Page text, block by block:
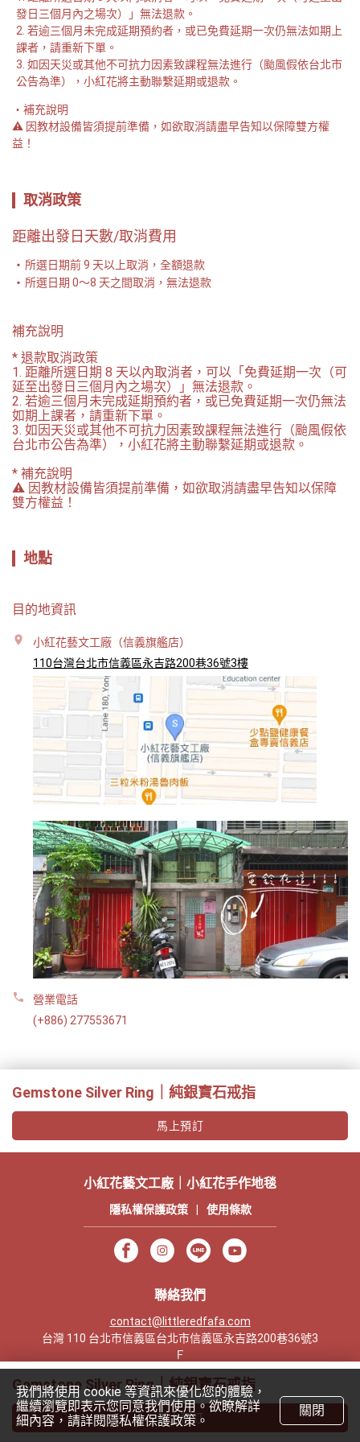
發日三個月內之場次）」無法退款。
若逾三個月未完成延期預約者，或已免費延期一次仍無法如期上
課者，請重新下單。
如因天災或其他不可抗力因素致課程無法進行（颱風假依台北市
公告為準），小紅花將主動聯繫延期或退款。
補充說明
⚠️ 因教材設備皆須提前準備，如欲取消請盡早告知以保障雙方權
益！
取消政策
距離出發日天數/取消費用
所選日期前 9 天以上取消，全額退款
所選日期 0～8 天之間取消，無法退款
補充說明
* 退款取消政策
1. 距離所選日期 8 天以內取消者，可以「免費延期一次（可
延至出發日三個月內之場次）」無法退款。
2. 若逾三個月未完成延期預約者，或已免費延期一次仍無法
如期上課者，請重新下單。
3. 如因天災或其他不可抗力因素致課程無法進行（颱風假依
台北市公告為準），小紅花將主動聯繫延期或退款。
* 補充說明
⚠️ 因教材設備皆須提前準備，如欲取消請盡早告知以保障
雙方權益！
地點
目的地資訊
小紅花藝文工廠（信義旗艦店）
110台灣台北市信義區永吉路200巷36號3樓
營業電話
(+886) 277553671
Gemstone Silver Ring｜純銀寶石戒指
馬上預訂
小紅花藝文工廠｜小紅花手作地毯
隱私權保護政策 使用條款
聯絡我們
contact@littleredfafa.com
台灣 110 台北市信義區台北市信義區永吉路200巷36號3
Ｆ
+886 2 7755 3671
Powered by Rezio
建議使用 Chrome、Edge 或 Safari，以獲得最佳瀏覽效果
Gemstone Silver Ring｜純銀寶石戒指
馬上預訂
我們將使用 cookie 等資訊來優化您的體驗，
繼續瀏覽即表示您同意我們使用。欲瞭解詳
細內容，請詳閱隱私權保護政策。
關閉